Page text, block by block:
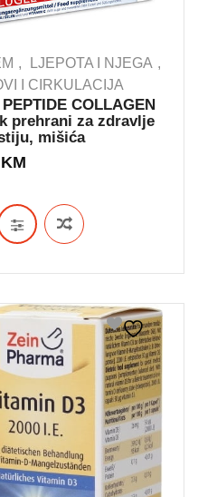
LJEPOTA I NJEGA
I CIRKULACIJA
COLLAGEN
prehrani za zdravlje
mišića
KM